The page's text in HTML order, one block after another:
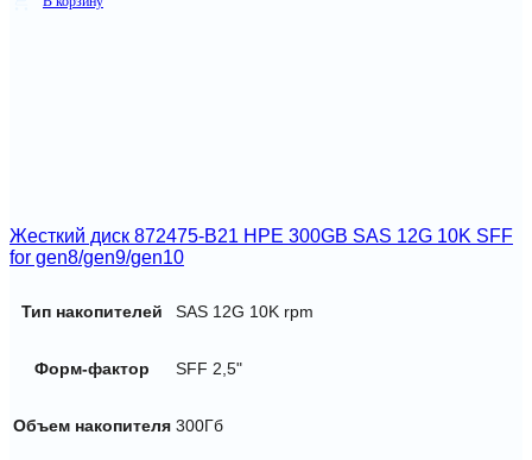
Жесткий диск 872475-B21 HPE 300GB SAS 12G 10K SFF
for gen8/gen9/gen10
Тип накопителей SAS 12G 10K rpm
Форм-фактор SFF 2,5"
Объем накопителя 300Гб